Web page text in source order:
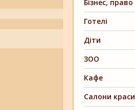
Бізнес, право
Готелі
Діти
ЗОО
Кафе
Салони краси